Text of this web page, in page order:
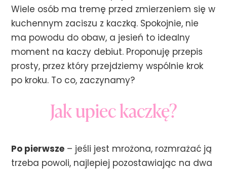
Wiele osób ma tremę przed zmierzeniem się w
kuchennym zaciszu z kaczką. Spokojnie, nie
ma powodu do obaw, a jesień to idealny
moment na kaczy debiut. Proponuję przepis
prosty, przez który przejdziemy wspólnie krok
po kroku. To co, zaczynamy?
Jak upiec kaczkę?
Po pierwsze – jeśli jest mrożona, rozmrażać ją
trzeba powoli, najlepiej pozostawiając na dwa